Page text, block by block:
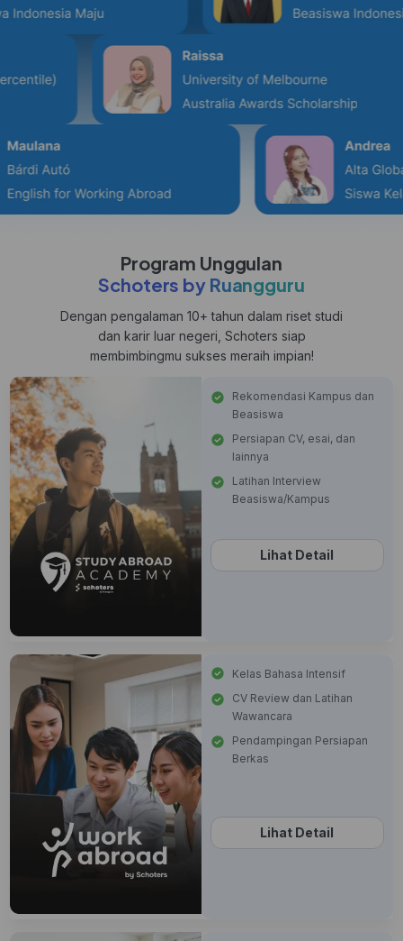
Program Unggulan
Schoters by Ruangguru
Dengan pengalaman 10+ tahun dalam riset studi
dan karir luar negeri, Schoters siap
membimbingmu sukses meraih impian!
Rekomendasi Kampus dan
Beasiswa
Persiapan CV, esai, dan
lainnya
Latihan Interview
Beasiswa/Kampus
Lihat Detail
Kelas Bahasa Intensif
CV Review dan Latihan
Wawancara
Pendampingan Persiapan
Berkas
Lihat Detail